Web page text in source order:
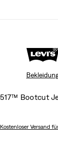
517™ Bootcut
Kostenloser Versand